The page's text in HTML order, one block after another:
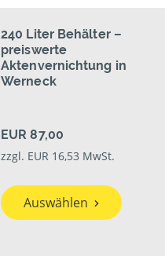
240 Liter Behälter –
preiswerte
Aktenvernichtung in
Werneck
EUR 87,00
zzgl. EUR 16,53 MwSt.
Auswählen